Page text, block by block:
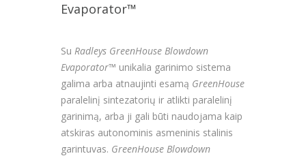
Evaporator™
Su Radleys GreenHouse Blowdown
Evaporator™ unikalia garinimo sistema
galima arba atnaujinti esamą GreenHouse
paralelinį sintezatorių ir atlikti paralelinį
garinimą, arba ji gali būti naudojama kaip
atskiras autonominis asmeninis stalinis
garintuvas. GreenHouse Blowdown